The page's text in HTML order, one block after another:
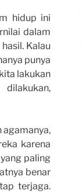
hidup ini
dalam
Kalau
punya
lakukan
agamanya,
karena
paling
benar
terjaga.